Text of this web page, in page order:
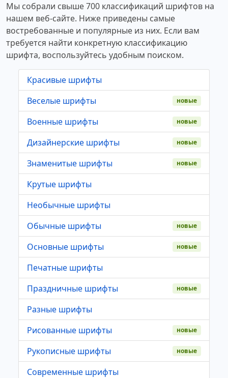
Мы собрали свыше 700 классификаций шрифтов на
нашем веб-сайте. Ниже приведены самые
востребованные и популярные из них. Если вам
требуется найти конкретную классификацию
шрифта, воспользуйтесь удобным поиском.
Красивые шрифты
Веселые шрифты
новые
Военные шрифты новые
Дизайнерские шрифты новые
Знаменитые шрифты новые
Крутые шрифты
Необычные шрифты
Обычные шрифты
новые
Основные шрифты новые
Печатные шрифты
Праздничные шрифты
новые
Разные шрифты
Рисованные шрифты
новые
Рукописные шрифты новые
Современные шрифты